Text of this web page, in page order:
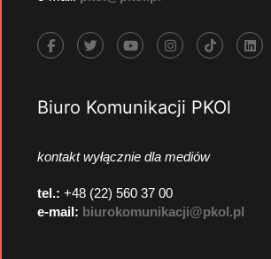
Biuro Komunikacji PKOl
kontakt wyłącznie dla mediów
tel.: +48 (22) 560 37 00
e-mail: biurokomunikacji@pkol.pl